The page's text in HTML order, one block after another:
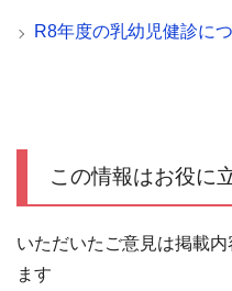
R8年度の乳幼児健診に
この情報はお役に
いただいたご意見は掲載
ます